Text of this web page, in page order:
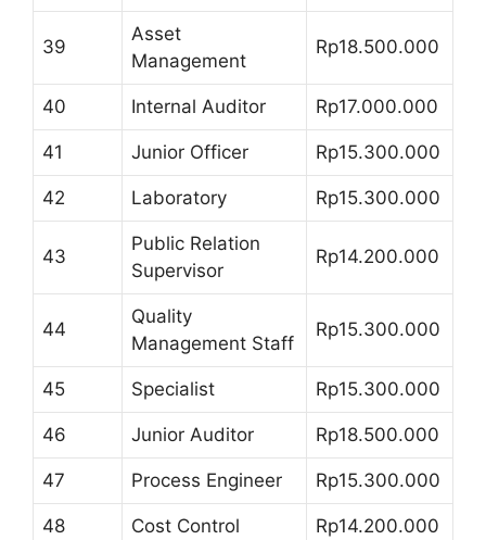
39
Asset
Management
Rp18.500.000
40 Internal Auditor Rp17.000.000
41 Junior Officer Rp15.300.000
42 Laboratory Rp15.300.000
43
Public Relation
Supervisor
Rp14.200.000
44
Quality
Management Staff
Rp15.300.000
45 Specialist Rp15.300.000
46 Junior Auditor Rp18.500.000
47 Process Engineer Rp15.300.000
48 Cost Control Rp14.200.000